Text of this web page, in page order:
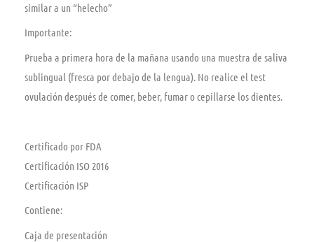
similar a un “helecho”
Importante:
Prueba a primera hora de la mañana usando una muestra de saliva
sublingual (fresca por debajo de la lengua). No realice el test
ovulación después de comer, beber, fumar o cepillarse los dientes.
Certificado por FDA
Certificación ISO 2016
Certificación ISP
Contiene:
Caja de presentación